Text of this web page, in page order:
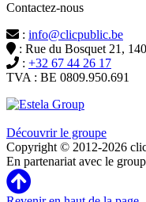
Contactez-nous
: info@clicpublic.be
: Rue du Bosquet 21,
: +32 67 44 26 17
TVA : BE 0809.950.691
Découvrir le groupe
Copyright © 2012-2026
En partenariat avec le